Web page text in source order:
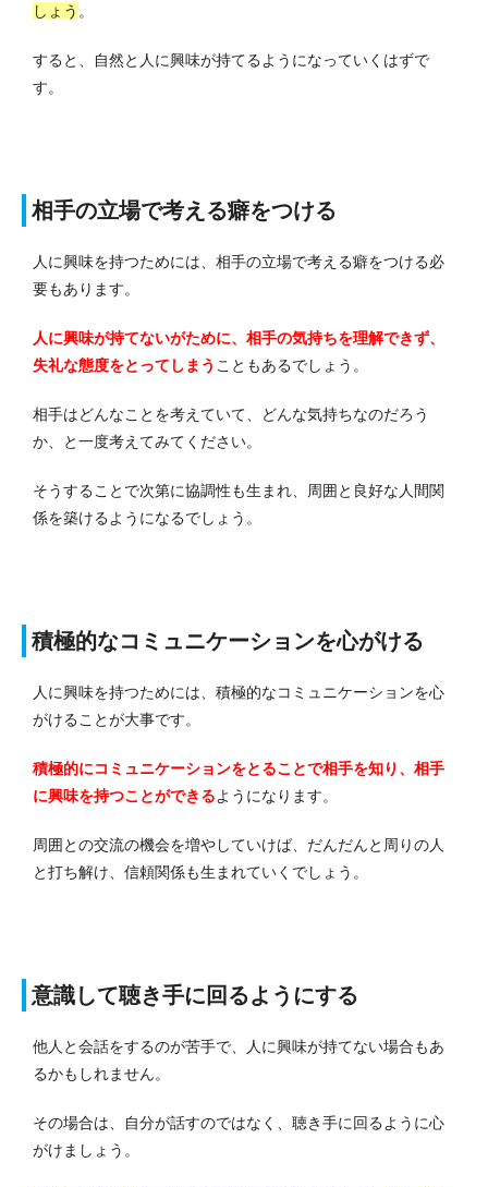
しょう 。
すると、自然と人に興味が持てるようになっていくはずで
す。
相手の立場で考える癖をつける
人に興味を持つためには、相手の立場で考える癖をつける必
要もあります。
人に興味が持てないがために、相手の気持ちを理解できず、
失礼な態度をとってしまう こともあるでしょう。
相手はどんなことを考えていて、どんな気持ちなのだろう
か、と一度考えてみてください。
そうすることで次第に協調性も生まれ、周囲と良好な人間関
係を築けるようになるでしょう。
積極的なコミュニケーションを心がける
人に興味を持つためには、積極的なコミュニケーションを心
がけることが大事です。
積極的にコミュニケーションをとることで相手を知り、相手
に興味を持つことができるようになります。
周囲との交流の機会を増やしていけば、だんだんと周りの人
と打ち解け、信頼関係も生まれていくでしょう。
意識して聴き手に回るようにする
他人と会話をするのが苦手で、人に興味が持てない場合もあ
るかもしれません。
その場合は、自分が話すのではなく、聴き手に回るように心
がけましょう。